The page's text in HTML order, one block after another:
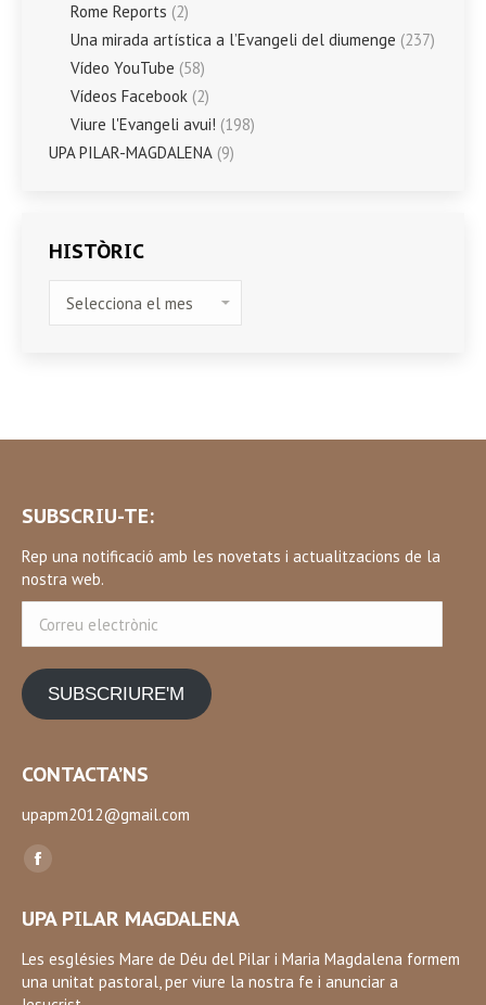
Rome Reports (2)
Una mirada artística a l’Evangeli del diumenge (237)
Vídeo YouTube (58)
Vídeos Facebook (2)
Viure l'Evangeli avui! (198)
UPA PILAR-MAGDALENA (9)
HISTÒRIC
SUBSCRIU-TE:
Rep una notificació amb les novetats i actualitzacions de la
nostra web.
electrònic
SUBSCRIURE'M
CONTACTA’NS
upapm2012@gmail.com
Find us on:
Facebook
opens
in
new
UPA PILAR MAGDALENA
Les esglésies Mare de Déu del Pilar i Maria Magdalena formem
una unitat pastoral, per viure la nostra fe i anunciar a